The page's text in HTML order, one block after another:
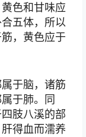
色和甘味应
五体，所以
，黄色应于
于脑，诸筋
于肺。同
肢八溪的部
得血而濡养